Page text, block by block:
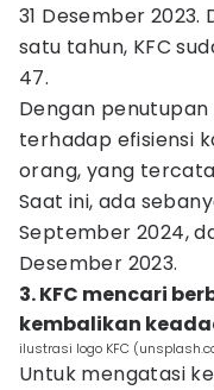
31 Desember
satu tahun, KFC
47.
Dengan
terhadap efisiensi
orang, yang
Saat ini, ada
September 2024,
Desember 2023.
3. KFC mencari
kembalikan
ilustrasi logo KFC
Untuk mengatasi